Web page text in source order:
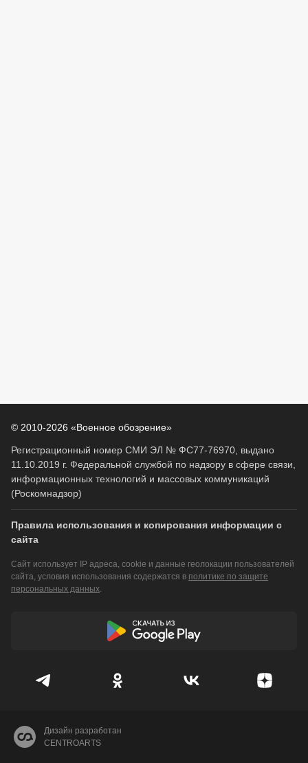
© 2010-2026 «Военное обозрение»
Регистрационный номер СМИ ЭЛ № ФС77-76970, выдано
11.10.2019 г. Федеральной службой по надзору в сфере связи,
информационных технологий и массовых коммуникаций
(Роскомнадзор)
Правила использования и копирования информации с
сайта
Сайт использует IP адреса, cookie и данные геолокации пользователей
сайта, условия использования содержатся в политике по защите
персональных данных.
Дизайн разработан
CENTROARTS